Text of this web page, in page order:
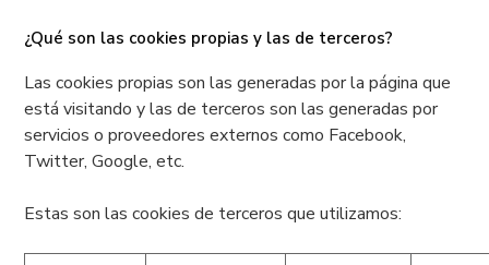
¿Qué son las cookies propias y las de terceros?
Las cookies propias son las generadas por la página que
está visitando y las de terceros son las generadas por
servicios o proveedores externos como Facebook,
Twitter, Google, etc.
Estas son las cookies de terceros que utilizamos: